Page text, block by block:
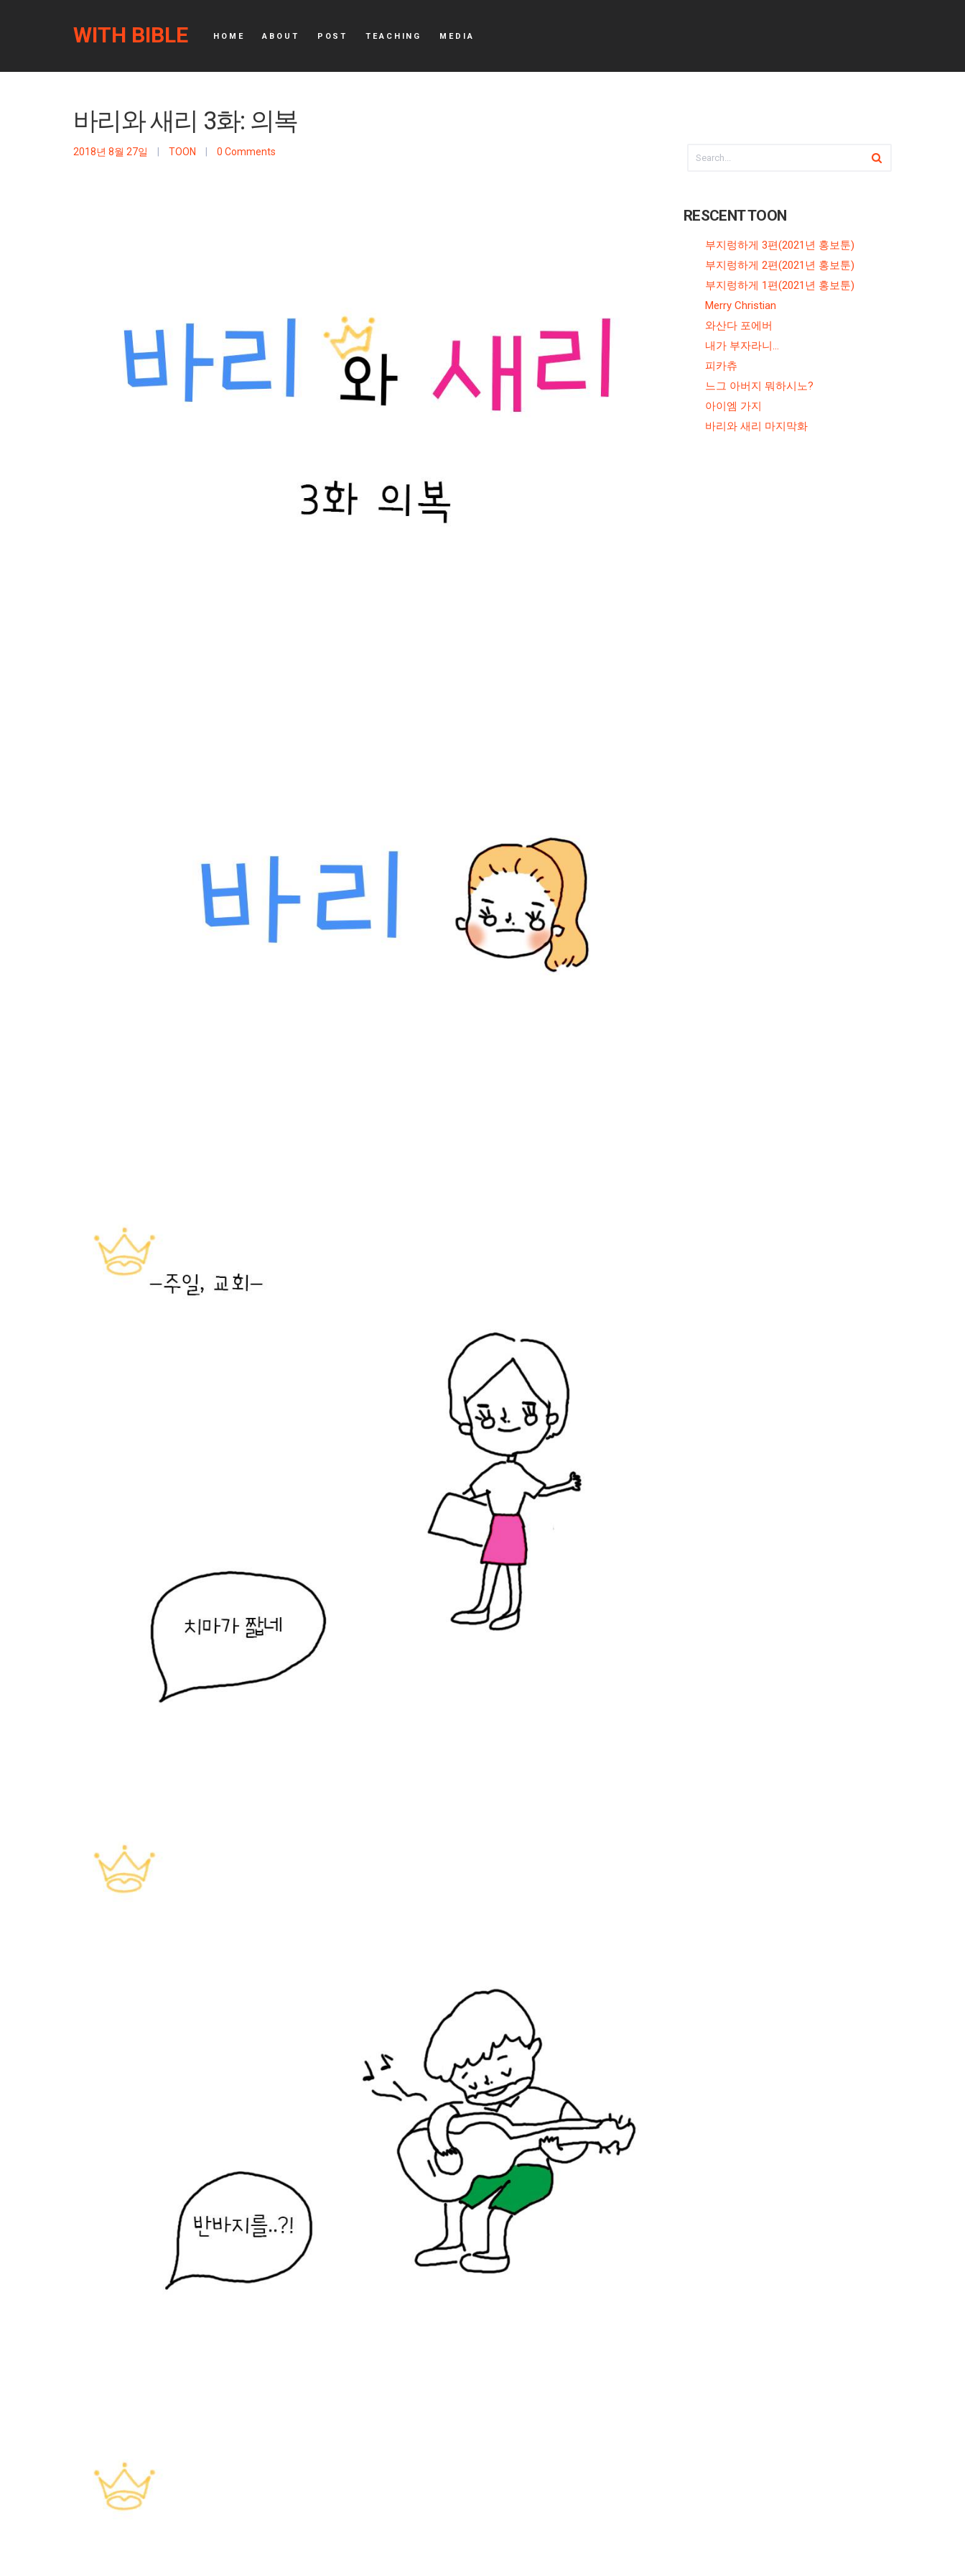
WITH BIBLE HOME ABOUT POST TEACHING MEDIA
바리와 새리 3화: 의복
2018년 8월 27일 TOON 0 Comments
RESCENT TOON
부지렁하게 3편(2021년 홍보툰)
부지렁하게 2편(2021년 홍보툰)
부지렁하게 1편(2021년 홍보툰)
Merry Christian
와산다 포에버
내가 부자라니…
피카츄
느그 아버지 뭐하시노?
아이엠 가지
바리와 새리 마지막화